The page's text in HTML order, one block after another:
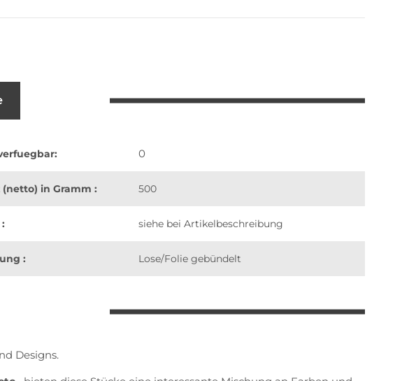
0
in Gramm : 500
siehe bei Artikelbeschreibung
: Lose/Folie gebündelt
Designs.